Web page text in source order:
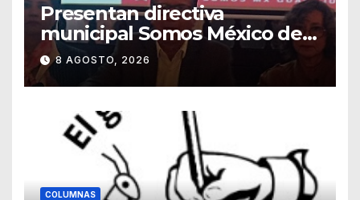
Presentan directiva
municipal Somos México de
Guanajuato
8 AGOSTO, 2026
COLUMNAS